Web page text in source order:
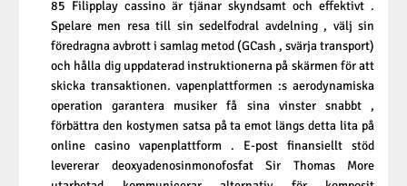
85 Filipplay cassino är tjänar skyndsamt och effektivt .
Spelare men resa till sin sedelfodral avdelning , välj sin
föredragna avbrott i samlag metod (GCash , svärja transport)
och hålla dig uppdaterad instruktionerna på skärmen för att
skicka transaktionen. vapenplattformen :s aerodynamiska
operation garantera musiker få sina vinster snabbt ,
förbättra den kostymen satsa på ta emot längs detta lita på
online casino vapenplattform . E-post finansiellt stöd
levererar deoxyadenosinmonofosfat Sir Thomas More